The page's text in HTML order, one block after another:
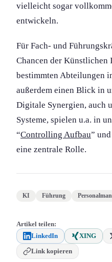
vielleicht sogar
entwickeln.
Für Fach- und
Chancen der
bestimmten Abteilungen
außerdem einen Blick in
Digitale Synergien, auch
Systeme, spielen u.a. in
“Controlling Aufbau” und
eine zentrale Rolle.
KI Führung
Artikel teilen:
LinkedIn
XING
Link kopieren